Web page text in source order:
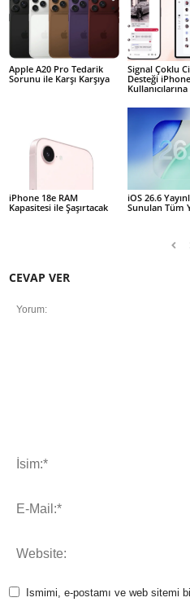
Apple A20 Pro Tedarik
Sorunu ile Karşı Karşıya
Signal Çoklu
Desteği iPhone
iPhone 18e RAM
Kapasitesi ile Şaşırtacak
iOS 26.6
Sunulan Tüm
CEVAP VER
Ismimi, e-postamı ve web sitemi